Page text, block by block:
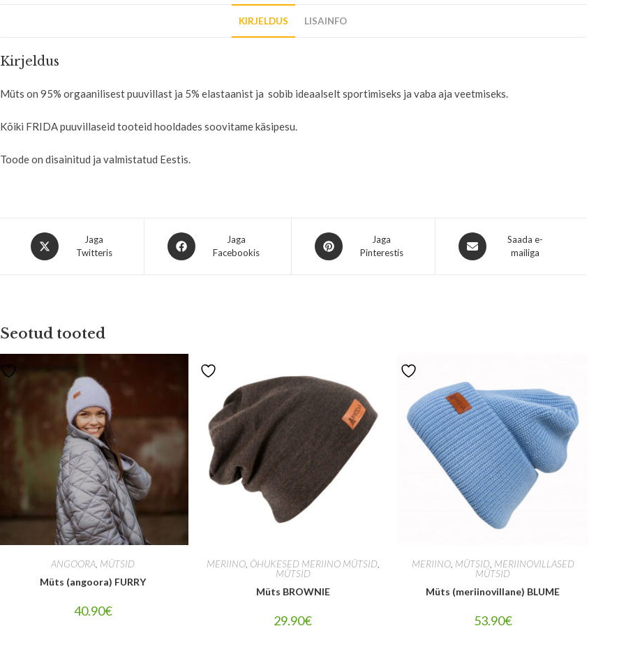
KIRJELDUS LISAINFO
Kirjeldus
Müts on 95% orgaanilisest puuvillast ja 5% elastaanist ja sobib ideaalselt sportimiseks ja vaba aja veetmiseks.
Kõiki FRIDA puuvillaseid tooteid hooldades soovitame käsipesu.
Toode on disainitud ja valmistatud Eestis.
Jaga
Twitteris
Jaga
Facebookis
Jaga
Pinterestis
Saada e-
mailiga
Seotud tooted
ANGOORA MÜTSID
Müts (angoora) FURRY
40.90€
MERIINO, ÕHUKESED MERIINO MÜTSID,
MÜTSID
Müts BROWNIE
29.90€
MERIINO, MÜTSID, MERIINOVILLASED
MÜTSID
Müts (meriinovillane) BLUME
53.90€